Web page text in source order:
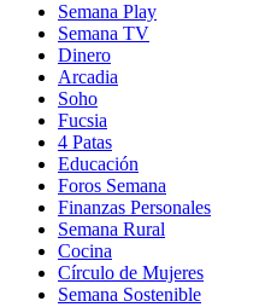
Semana Play
Semana TV
Dinero
Arcadia
Soho
in
new
window
Fucsia
in
new
window
4 Patas
Educación
Foros Semana
Finanzas Personales
Semana Rural
Cocina
Círculo de Mujeres
Semana Sostenible